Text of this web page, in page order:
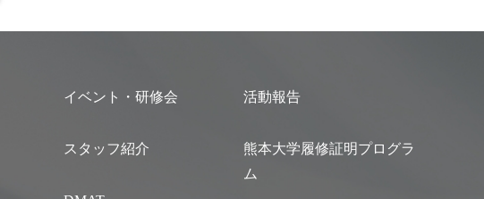
イベント・研修会
スタッフ紹介
活動報告
熊本大学履修証明プログラ
ム